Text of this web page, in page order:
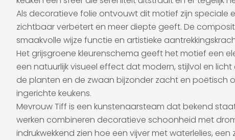
Als decoratieve folie ontvouwt dit motief zijn speciale
zichtbaar verbetert en meer diepte geeft. De
smaakvolle wijze functie en artistieke
Het grijsgroene kleurenschema geeft het motief een
een natuurlijk visueel effect dat modern, stijlvol en
de planten en de zwaan bijzonder zacht en poëtisch
ingerichte keukens.
Mevrouw Tiff is een kunstenaarsteam dat bekend
werken combineren decoratieve schoonheid met
indrukwekkend zien hoe een vijver met waterlelies,